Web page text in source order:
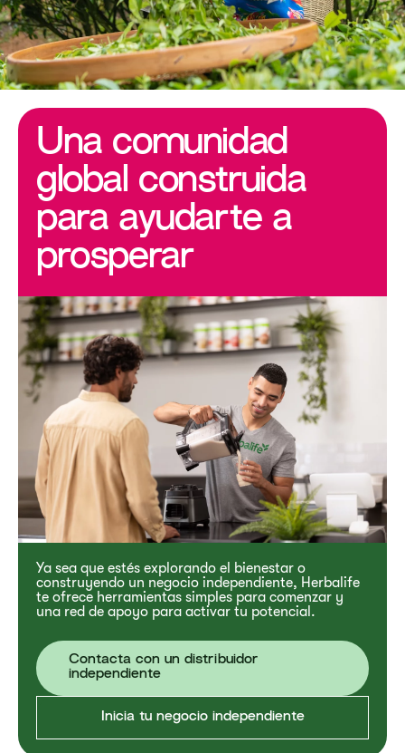
Una comunidad
global construida
para ayudarte a
prosperar
Ya sea que estés explorando el bienestar o
construyendo un negocio independiente, Herbalife
te ofrece herramientas simples para comenzar y
una red de apoyo para activar tu potencial.
Contacta con un distribuidor
independiente
Inicia tu negocio independiente